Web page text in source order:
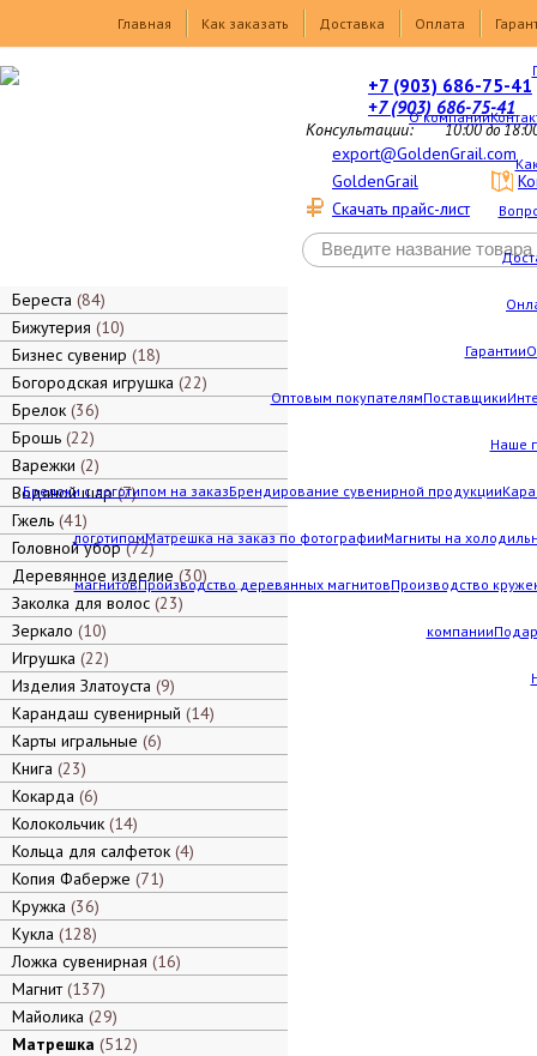
Главная
Как заказать Доставка Оплата
О компании
Гарантии
Оптовым покупателямПоставщики
Наше
Брелоки с логотипом на заказБрендирование сувенирной продукции
логотипомМатрешка на заказ по фотографииМагниты на
магнитовПроизводство деревянных магнитовПроизводство
компании
+7 (903) 686-75-41
+7 (903) 686-75-41
Консультации: 10:00 до
export@GoldenGrail.com
GoldenGrail
Скачать прайс-лист
Береста 84
Бижутерия 10
Бизнес сувенир 18
Богородская игрушка 22
Брелок 36
Брошь 22
Варежки 2
Водяной шар 7
Гжель 41
Головной убор 72
Деревянное изделие 30
Заколка для волос 23
Зеркало 10
Игрушка 22
Изделия Златоуста 9
Карандаш сувенирный 14
Карты игральные 6
Книга 23
Кокарда 6
Колокольчик 14
Кольца для салфеток 4
Копия Фаберже 71
Кружка 36
Кукла 128
Ложка сувенирная 16
Магнит 137
Майолика 29
Матрешка 512